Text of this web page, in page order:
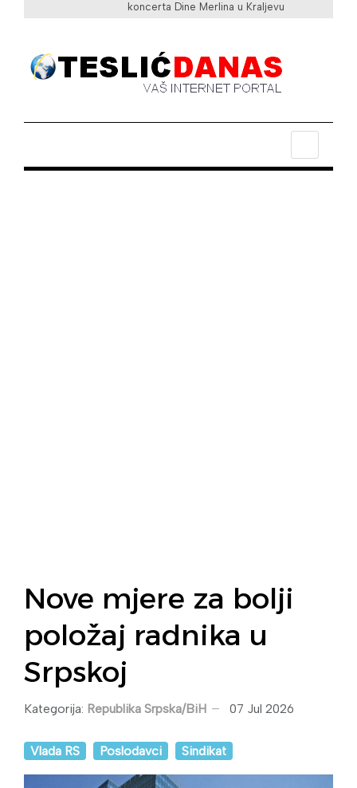
koncerta Dine Merlina u Kraljevu
Nove mjere za bolji
položaj radnika u
Srpskoj
Kategorija: Republika Srpska/BiH 07 Jul 2026
Vlada RS Poslodavci Sindikat